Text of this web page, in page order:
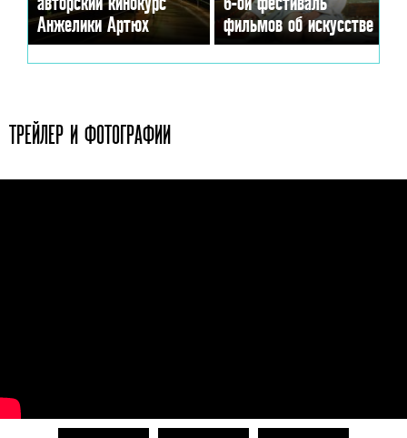
Анжелики Артюх
фильмов об искусстве
ТРЕЙЛЕР И ФОТОГРАФИИ